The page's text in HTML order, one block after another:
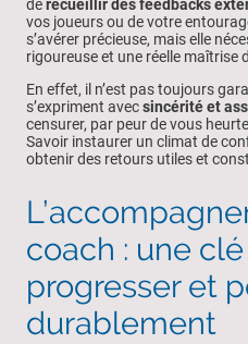
derecueillir des feedbacks
vos joueurs ou de votre
s’avérer précieuse, mais elle
rigoureuse et une réelle maîtrise
En effet, il n’est pas toujours
s’expriment avecsincérité et
censurer, par peur de vous
Savoir instaurer un climat de
obtenir des retours utiles et
coach : une
progresser et
durablement